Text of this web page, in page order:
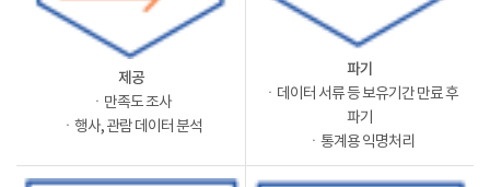
제공
ㆍ만족도 조사
ㆍ행사, 관람 데이터 분석
파기
ㆍ데이터 서류 등 보유기간 만료 후
파기
ㆍ통계용 익명처리